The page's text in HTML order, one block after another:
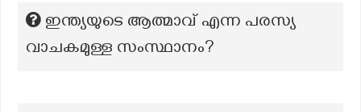
ഇന്ത്യയുടെ ആത്മാവ് എന്ന പരസ്യ
വാചകമുള്ള സംസ്ഥാനം?